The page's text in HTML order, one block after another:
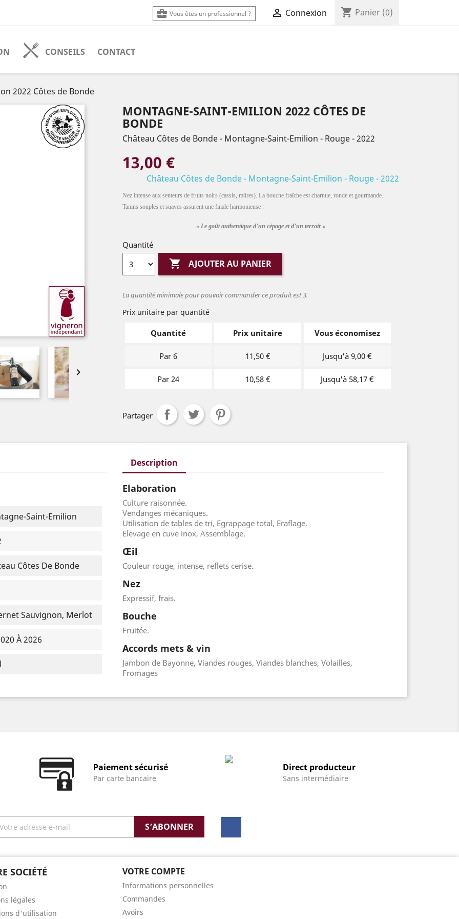
 Vous êtes un professionnel ?  Connexion shopping_cart Panier (0)
CONSEILS CONTACT
2022 Côtes de Bonde

MONTAGNE-SAINT-EMILION 2022 CÔTES DE
BONDE
Château Côtes de Bonde - Montagne-Saint-Emilion - Rouge - 2022
13,00 €
Château Côtes de Bonde - Montagne-Saint-Emilion - Rouge - 2022
Nez intense aux senteurs de fruits noirs (cassis, mûres). La bouche fraîche est charnue, ronde et gourmande.
Tanins souples et suaves assurent une finale harmonieuse :
« Le goût authentique d’un cépage et d’un terroir »
Quantité
 AJOUTER AU PANIER
La quantité minimale pour pouvoir commander ce produit est 3.
Prix unitaire par quantité
Quantité Prix unitaire Vous économisez
Par 6 11,50 € Jusqu'à 9,00 €
Par 24 10,58 € Jusqu'à 58,17 €
Partager
Saint-Emilion
Côtes De Bonde
Sauvignon, Merlot
À 2026
Description
Elaboration
Culture raisonnée.
Vendanges mécaniques.
Utilisation de tables de tri, Egrappage total, Eraflage.
Elevage en cuve inox, Assemblage.
Œil
Couleur rouge, intense, reflets cerise.
Nez
Expressif, frais.
Bouche
Fruitée.
Accords mets & vin
Jambon de Bayonne, Viandes rouges, Viandes blanches, Volailles,
Fromages
Paiement sécurisé
Par carte bancaire
Direct producteur
Sans intermédiaire
SOCIÉTÉ
légales
d'utilisation
VOTRE COMPTE
Informations personnelles
Commandes
Avoirs